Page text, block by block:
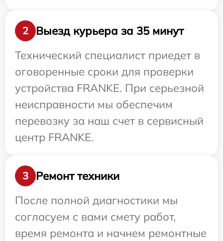
2
Выезд курьера за 35 минут
Технический специалист приедет в
оговоренные сроки для проверки
устройства FRANKE. При серьезной
неисправности мы обеспечим
перевозку за наш счет в сервисный
центр FRANKE.
3
Ремонт техники
После полной диагностики мы
согласуем с вами смету работ,
время ремонта и начнем ремонтные